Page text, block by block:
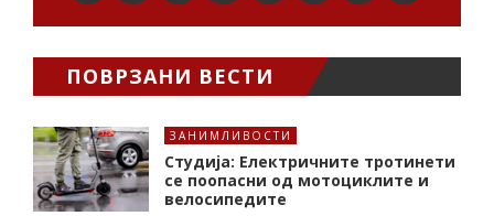
ПОВРЗАНИ ВЕСТИ
ЗАНИМЛИВОСТИ
Студија: Електричните тротинети
се поопасни од мотоциклите и
велосипедите